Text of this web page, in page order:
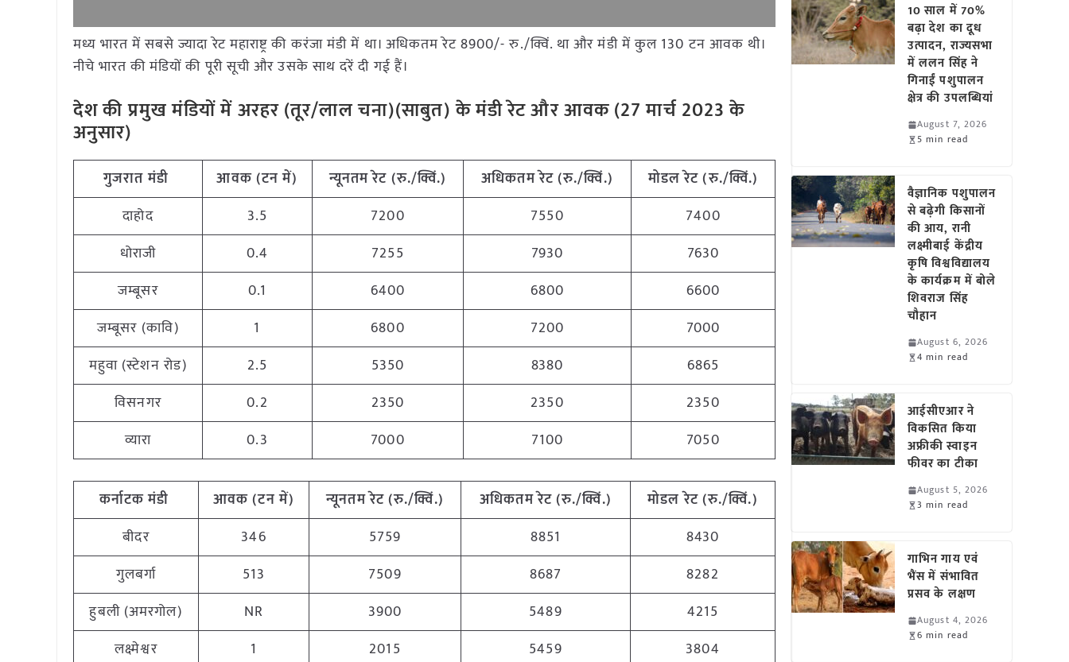
मध्य भारत में सबसे ज्यादा रेट महाराष्ट्र की करंजा मंडी में था। अधिकतम रेट 8900/- रु./क्विं. था और मंडी में कुल 130 टन आवक थी।
नीचे भारत की मंडियों की पूरी सूची और उसके साथ दरें दी गई हैं।
देश की प्रमुख मंडियों में अरहर (तूर/लाल चना)(साबुत) के मंडी रेट और आवक (27 मार्च 2023 के
अनुसार)
गुजरातमंडी आवक (टन में) न्यूनतमरेट (रु./क्विं.) अधिकतमरेट (रु./क्विं.) मोडल रेट(रु./क्विं.)
दाहोद
3.5 7200 7550
7400
धोराजी
0.4 7255 7930
7630
जम्बूसर
0.1 6400 6800
6600
जम्बूसर (कावि)
1 6800 7200
7000
महुवा (स्टेशन रोड)
2.5 5350 8380
6865
विसनगर
0.2 2350 2350
2350
व्यारा
0.3 7000 7100 7050
कर्नाटकमंडी आवक (टनमें) न्यूनतमरेट (रु./क्विं.) अधिकतमरेट (रु./क्विं.) मोडल रेट(रु./क्विं.)
बीदर
346 5759 8851
8430
गुलबर्गा
513 7509 8687
8282
हुबली (अमरगोल)
NR 3900 5489
4215
लक्ष्मेश्वर
1 2015 5459 3804
10 साल में 70%
बढ़ा देश का दूध
उत्पादन, राज्यसभा
में ललन सिंह ने
गिनाईं पशुपालन
क्षेत्र की उपलब्धियां
August 7, 2026
5 min read
वैज्ञानिक पशुपालन
से बढ़ेगी किसानों
की आय, रानी
लक्ष्मीबाई केंद्रीय
कृषि विश्वविद्यालय
के कार्यक्रम में बोले
शिवराज सिंह
चौहान
August 6, 2026
4 min read
आईसीएआर ने
विकसित किया
अफ्रीकी स्वाइन
फीवर का टीका
August 5, 2026
3 min read
गाभिन गाय एवं
भैंस में संभावित
प्रसव के लक्षण
August 4, 2026
6 min read